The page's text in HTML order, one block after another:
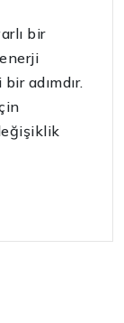
bir
adımdır.